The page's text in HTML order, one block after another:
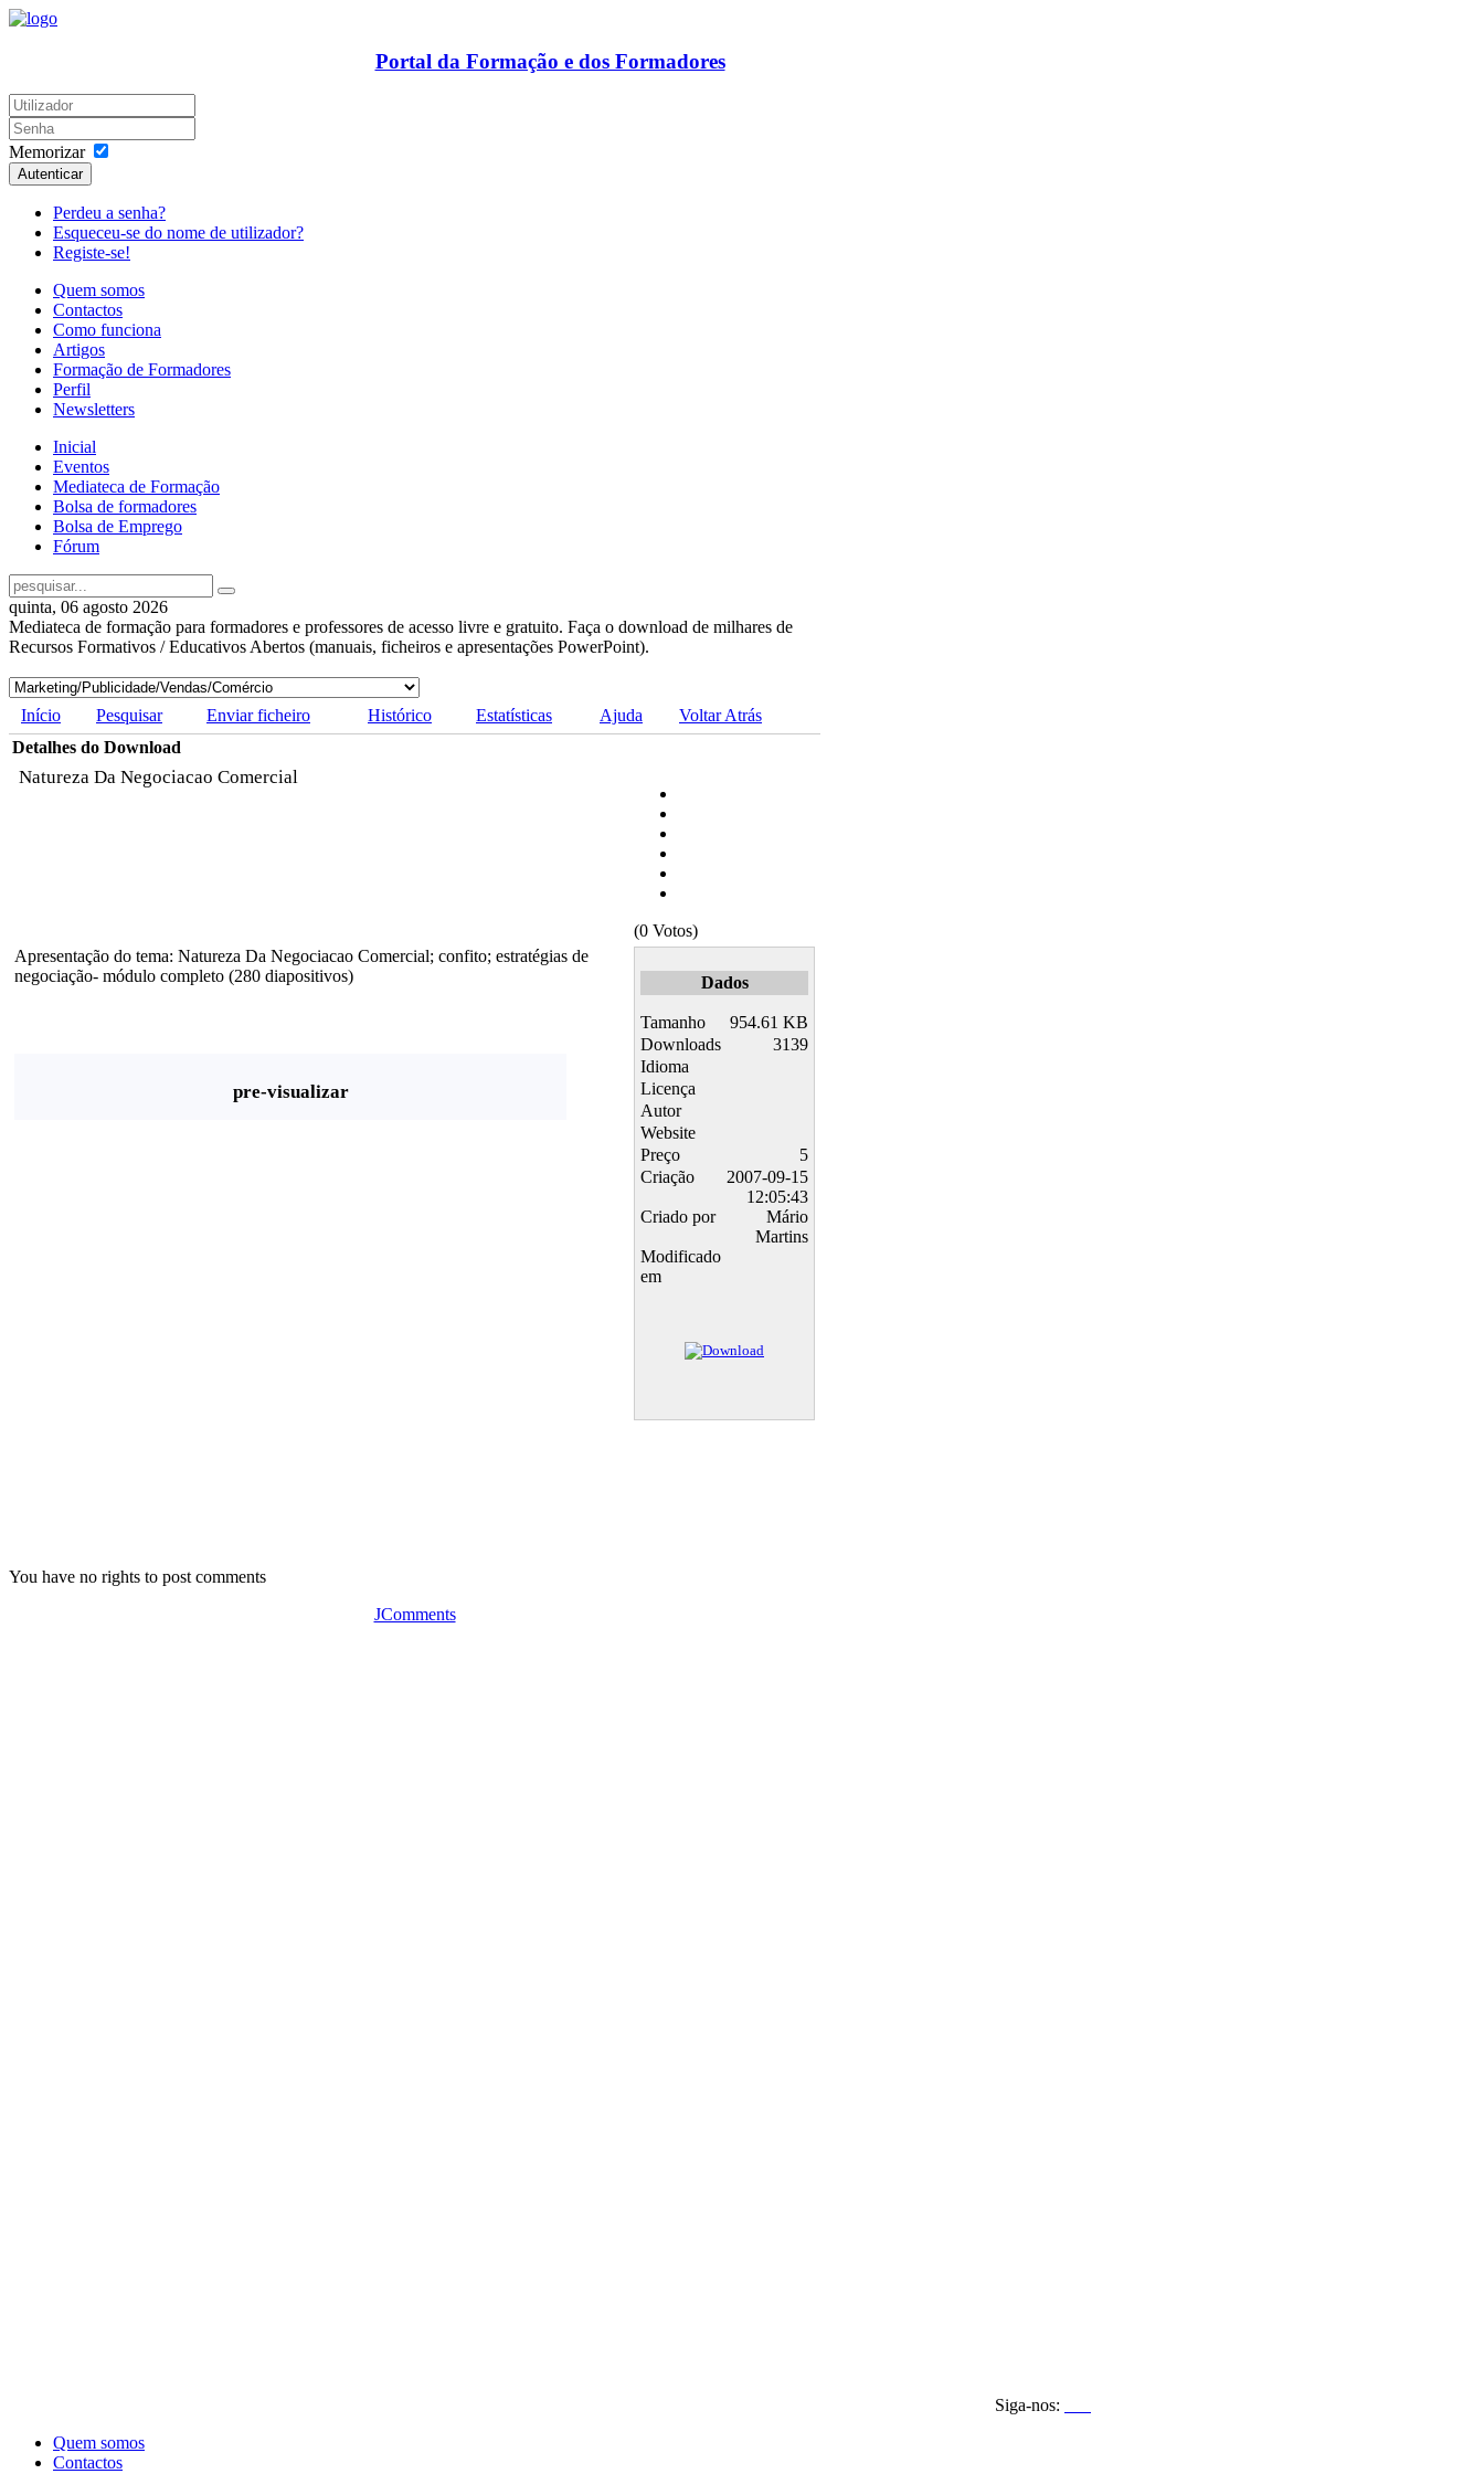
Portal da Formação e dos Formadores
Memorizar
Autenticar
Perdeu a senha?
Esqueceu-se do nome de utilizador?
Registe-se!
Quem somos
Contactos
Como funciona
Artigos
Formação de Formadores
Perfil
Newsletters
Inicial
Eventos
Mediateca de Formação
Bolsa de formadores
Bolsa de Emprego
Fórum
quinta, 06 agosto 2026
Mediateca de formação para formadores e professores de acesso livre e gratuito. Faça o download de milhares de
Recursos Formativos / Educativos Abertos (manuais, ficheiros e apresentações PowerPoint).
Início Pesquisar Enviar ficheiro Histórico Estatísticas Ajuda
Voltar Atrás
Detalhes do Download
Natureza Da Negociacao Comercial
(0 Votos)
Apresentação do tema: Natureza Da Negociacao Comercial; confito; estratégias de
negociação- módulo completo (280 diapositivos)
pre-visualizar
Dados
Tamanho
954.61 KB
Downloads
3139
Idioma
Licença
Autor
Website
Preço
5
Criação
2007-09-15
12:05:43
Criado por
Mário
Martins
Modificado
em
You have no rights to post comments
JComments
Siga-nos:
Quem somos
Contactos